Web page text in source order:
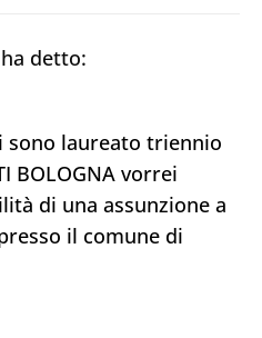
ha detto:
sono laureato triennio
BOLOGNA vorrei
di una assunzione a
il comune di